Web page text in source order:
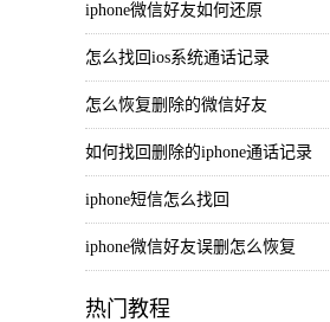
iphone微信好友如何还原
怎么找回ios系统通话记录
怎么恢复删除的微信好友
如何找回删除的iphone通话记录
iphone短信怎么找回
iphone微信好友误删怎么恢复
热门教程